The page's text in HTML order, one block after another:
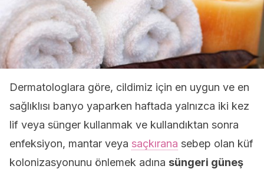
Dermatologlara göre, cildimiz için en uygun ve en
sağlıklısı banyo yaparken haftada yalnızca iki kez
lif veya sünger kullanmak ve kullandıktan sonra
enfeksiyon, mantar veya saçkırana sebep olan küf
kolonizasyonunu önlemek adına süngeri güneş